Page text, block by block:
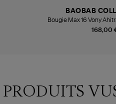
168,00
BAOBAB
Bougie Max 16 Vony